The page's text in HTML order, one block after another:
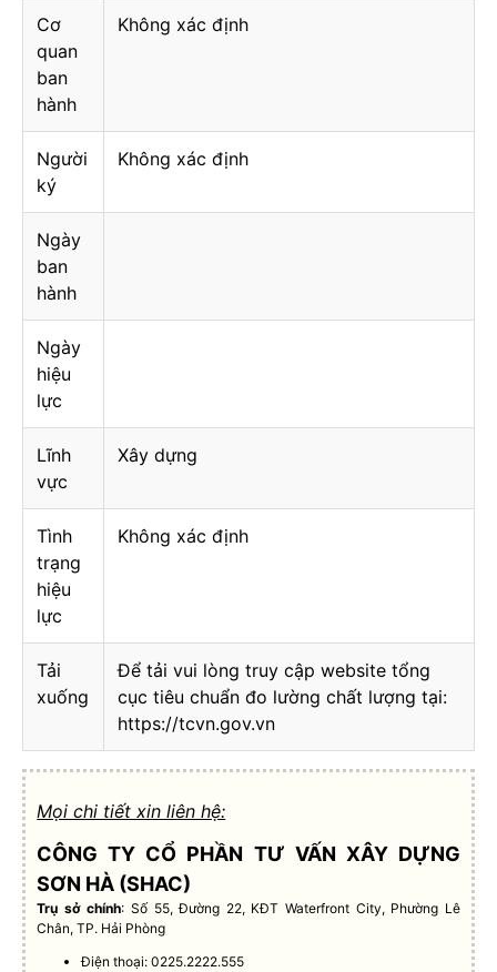
Cơ
quan
ban
hành
Không xác định
Người
ký
Không xác định
Ngày
ban
hành
Ngày
hiệu
lực
Lĩnh
vực
Xây dựng
Tình
trạng
hiệu
lực
Không xác định
Tải
xuống
Để tải vui lòng truy cập website tổng
cục tiêu chuẩn đo lường chất lượng tại:
https://tcvn.gov.vn
Mọi chi tiết xin liên hệ:
CÔNG TY CỔ PHẦN TƯ VẤN XÂY DỰNG
SƠN HÀ (SHAC)
Trụ sở chính: Số 55, Đường 22, KĐT Waterfront City, Phường Lê
Chân, TP. Hải Phòng
Điện thoại: 0225.2222.555